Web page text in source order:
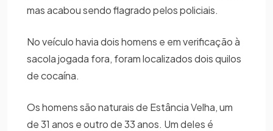
mas acabou sendo flagrado pelos policiais.
No veículo havia dois homens e em verificação à
sacola jogada fora, foram localizados dois quilos
de cocaína.
Os homens são naturais de Estância Velha, um
de 31 anos e outro de 33 anos. Um deles é